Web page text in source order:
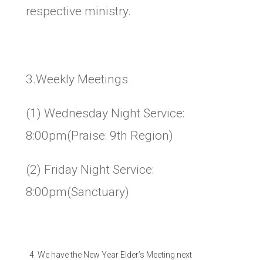
respective ministry.
3.Weekly Meetings
(1) Wednesday Night Service:
8:00pm(Praise: 9th Region)
(2) Friday Night Service:
8:00pm(Sanctuary)
We have the New Year Elder’s Meeting next